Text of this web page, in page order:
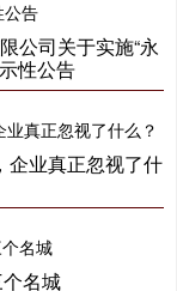
公司关于实施“永
性公告
企业真正忽视了什
名城